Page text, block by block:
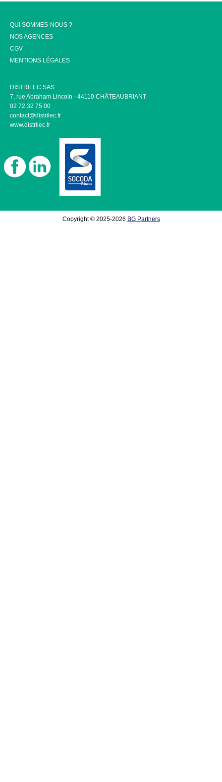
QUI SOMMES-NOUS ?
NOS AGENCES
CGV
MENTIONS LÉGALES
DISTRILEC SAS
7, rue Abraham Lincoln - 44110 CHÂTEAUBRIANT
02 72 32 75 00
contact@distrilec.fr
www.distrilec.fr
Copyright © 2025-2026 BG Partners